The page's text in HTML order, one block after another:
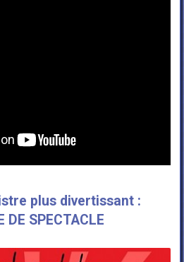
plus divertissant :
DE SPECTACLE